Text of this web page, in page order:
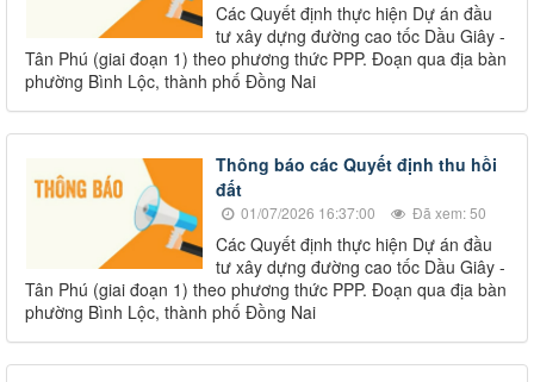
Các Quyết định thực hiện Dự án đầu
tư xây dựng đường cao tốc Dầu Giây -
Tân Phú (giai đoạn 1) theo phương thức PPP. Đoạn qua địa bàn
phường Bình Lộc, thành phố Đồng Nai
Thông báo các Quyết định thu hồi
đất
01/07/2026 16:37:00 Đã xem: 50
Các Quyết định thực hiện Dự án đầu
tư xây dựng đường cao tốc Dầu Giây -
Tân Phú (giai đoạn 1) theo phương thức PPP. Đoạn qua địa bàn
phường Bình Lộc, thành phố Đồng Nai